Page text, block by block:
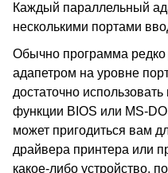
Каждый параллельный
несколькими портами
Обычно программа редко
адапетром на уровне
достаточно
функции BIOS или MS-
может пригодиться вам
драйвера принтера или
какое-либо устройство,